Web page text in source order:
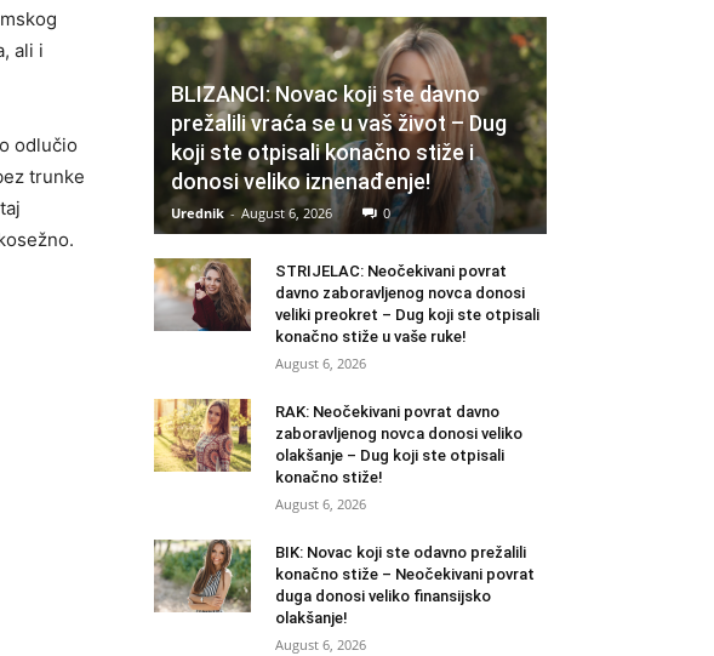
ali i
odlučio
trunke
BLIZANCI: Novac koji ste davno
prežalili vraća se u vaš život – Dug
koji ste otpisali konačno stiže i
donosi veliko iznenađenje!
Urednik - August 6, 2026 0
STRIJELAC: Neočekivani povrat
davno zaboravljenog novca donosi
veliki preokret – Dug koji ste otpisali
konačno stiže u vaše ruke!
August 6, 2026
RAK: Neočekivani povrat davno
zaboravljenog novca donosi veliko
olakšanje – Dug koji ste otpisali
konačno stiže!
August 6, 2026
BIK: Novac koji ste odavno prežalili
konačno stiže – Neočekivani povrat
duga donosi veliko finansijsko
olakšanje!
August 6, 2026